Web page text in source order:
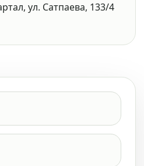
ул. Сатпаева, 133/4